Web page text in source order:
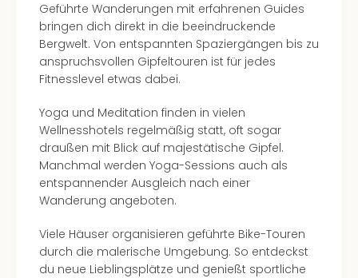
Geführte Wanderungen mit erfahrenen Guides
bringen dich direkt in die beeindruckende
Bergwelt. Von entspannten Spaziergängen bis zu
anspruchsvollen Gipfeltouren ist für jedes
Fitnesslevel etwas dabei.
Yoga und Meditation finden in vielen
Wellnesshotels regelmäßig statt, oft sogar
draußen mit Blick auf majestätische Gipfel.
Manchmal werden Yoga-Sessions auch als
entspannender Ausgleich nach einer
Wanderung angeboten.
Viele Häuser organisieren geführte Bike-Touren
durch die malerische Umgebung. So entdeckst
du neue Lieblingsplätze und genießt sportliche